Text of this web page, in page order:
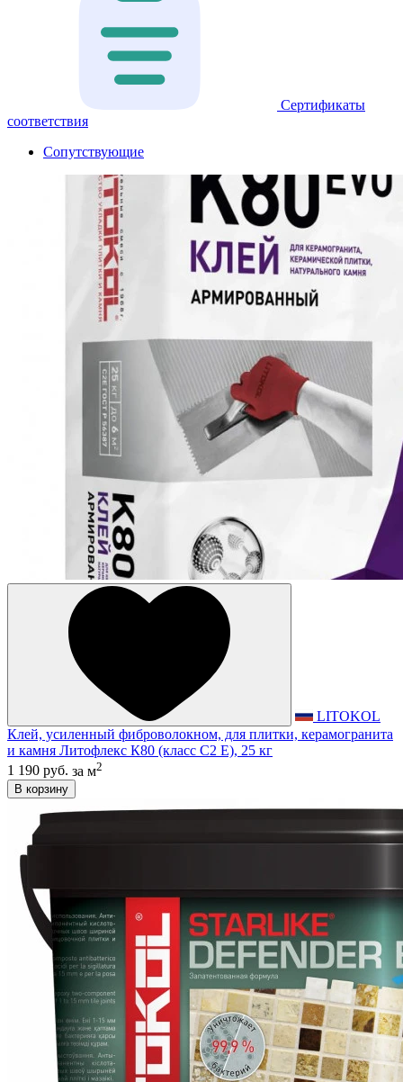
Сертификаты
соответствия
Сопутствующие
LITOKOL
Клей, усиленный фиброволокном, для плитки, керамогранита
и камня Литофлекс К80 (класс С2 E), 25 кг
1 190 руб. за м2
В корзину